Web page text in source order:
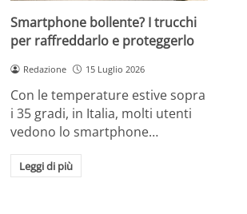
Smartphone bollente? I trucchi
per raffreddarlo e proteggerlo
Redazione 15 Luglio 2026
Con le temperature estive sopra
i 35 gradi, in Italia, molti utenti
vedono lo smartphone…
Leggi di più